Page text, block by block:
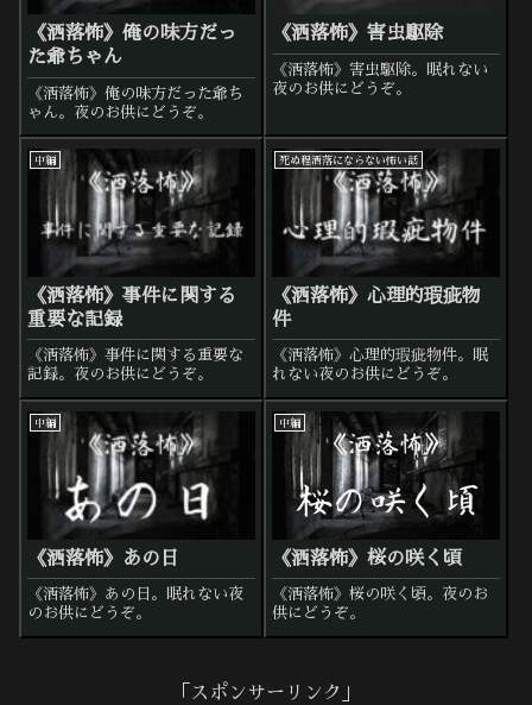
《洒落怖》俺の味方だっ
た爺ちゃん
《洒落怖》俺の味方だった爺ち
ゃん。夜のお供にどうぞ。
《洒落怖》害虫駆除
《洒落怖》害虫駆除。眠れない
夜のお供にどうぞ。
中編
《洒落怖》事件に関する
重要な記録
《洒落怖》事件に関する重要な
記録。夜のお供にどうぞ。
死ぬ程洒落にならない怖い話
《洒落怖》心理的瑕疵物
件
《洒落怖》心理的瑕疵物件。眠
れない夜のお供にどうぞ。
中編
《洒落怖》あの日
《洒落怖》あの日。眠れない夜
のお供にどうぞ。
中編
《洒落怖》桜の咲く頃
《洒落怖》桜の咲く頃。夜のお
供にどうぞ。
「スポンサーリンク」